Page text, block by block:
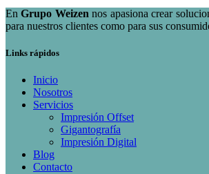
EnGrupo Weizen nos apasiona crear
para nuestros clientes como para sus
Links rápidos
Inicio
Nosotros
Servicios
Impresión Offset
Gigantografía
Impresión Digital
Blog
Contacto